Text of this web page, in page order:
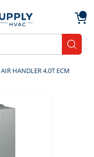
HANDLER 4.0T ECM